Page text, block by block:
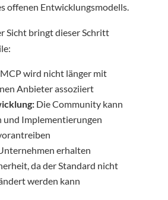
offenen Entwicklungsmodells.
Sicht bringt dieser Schritt
wird nicht länger mit
Anbieter assoziiert
Die Community kann
und Implementierungen
erhalten
da der Standard nicht
werden kann